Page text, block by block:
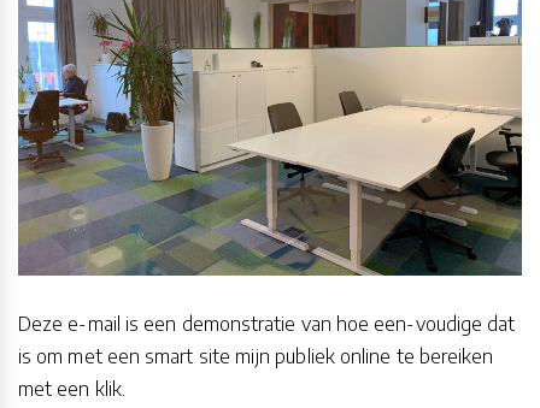
Deze e-mail is een demonstratie van hoe een-voudige dat
is om met een smart site mijn publiek online te bereiken
met een klik.